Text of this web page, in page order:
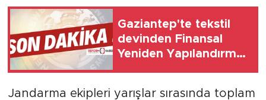
Gaziantep'te tekstil
devinden Finansal
Yeniden Yapılandırma
Jandarma ekipleri yarışlar sırasında toplam